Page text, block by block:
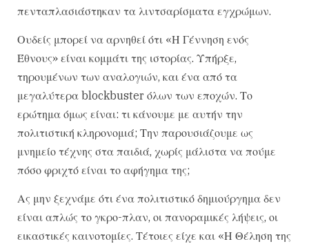
πενταπλασιάστηκαν τα λιντσαρίσματα εγχρώμων.
Ουδείς μπορεί να αρνηθεί ότι «Η Γέννηση ενός
Έθνους» είναι κομμάτι της ιστορίας. Υπήρξε,
τηρουμένων των αναλογιών, και ένα από τα
μεγαλύτερα blockbuster όλων των εποχών. Το
ερώτημα όμως είναι: τι κάνουμε με αυτήν την
πολιτιστική κληρονομιά; Την παρουσιάζουμε ως
μνημείο τέχνης στα παιδιά, χωρίς μάλιστα να πούμε
πόσο φριχτό είναι το αφήγημα της;
Ας μην ξεχνάμε ότι ένα πολιτιστικό δημιούργημα δεν
είναι απλώς το γκρο-πλαν, οι πανοραμικές λήψεις, οι
εικαστικές καινοτομίες. Τέτοιες είχε και «Η Θέληση της